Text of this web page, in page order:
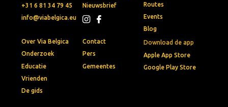
+31 6 81 34 79 45
info@viabelgica.eu
Nieuwsbrief
Download de app
Apple App Store
Google Play Store
Routes
Events
Blog
Over Via Belgica
Onderzoek
Educatie
Vrienden
De gids
Contact
Pers
Gemeentes